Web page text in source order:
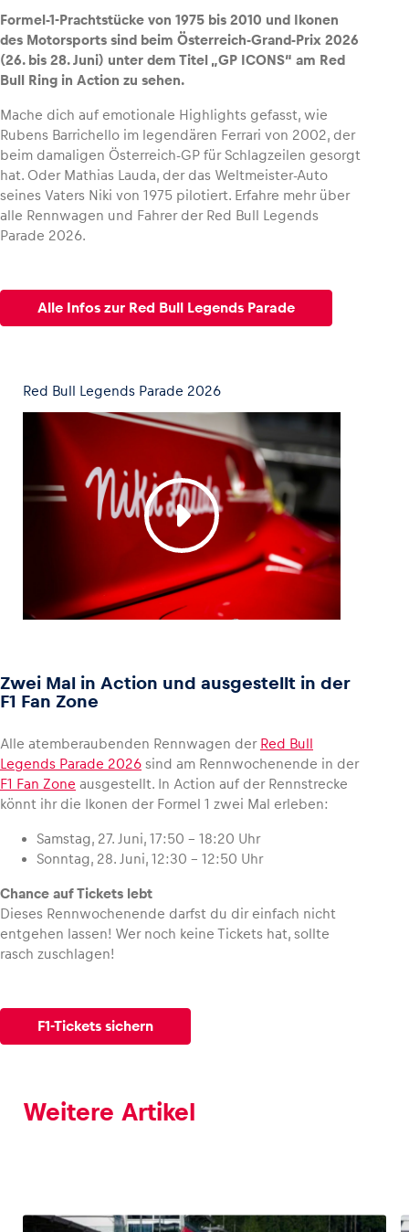
Fahrzeug
Alle anzeigen
Business
Alle anzeigen
Glossar
Alle anzeigen
Formel-1-Prachtstücke von 1975 bis 2010 und Ikonen
des Motorsports sind beim Österreich-Grand-Prix 2026
(26. bis 28. Juni) unter dem Titel „GP ICONS“ am Red
Bull Ring in Action zu sehen.
Mache dich auf emotionale Highlights gefasst, wie
Rubens Barrichello im legendären Ferrari von 2002, der
beim damaligen Österreich-GP für Schlagzeilen gesorgt
hat. Oder Mathias Lauda, der das Weltmeister-Auto
seines Vaters Niki von 1975 pilotiert. Erfahre mehr über
alle Rennwagen und Fahrer der Red Bull Legends
Parade 2026.
Alle Infos zur Red Bull Legends Parade
Red Bull Legends Parade 2026
Zwei Mal in Action und ausgestellt in der
F1 Fan Zone
Alle atemberaubenden Rennwagen der Red Bull
Legends Parade 2026 sind am Rennwochenende in der
F1 Fan Zone ausgestellt. In Action auf der Rennstrecke
könnt ihr die Ikonen der Formel 1 zwei Mal erleben:
Samstag, 27. Juni, 17:50 – 18:20 Uhr
Sonntag, 28. Juni, 12:30 – 12:50 Uhr
Chance auf Tickets lebt
Dieses Rennwochenende darfst du dir einfach nicht
entgehen lassen! Wer noch keine Tickets hat, sollte
rasch zuschlagen!
F1-Tickets sichern
Weitere Artikel